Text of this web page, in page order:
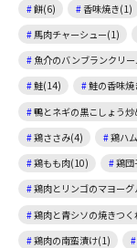
餅(6)
香味焼き(1)
馬肉チャーシュー(1)
魚介のバンブランクリ
鮭(14)
鮭の香味
鴨とネギの黒こしょう
鶏ささみ(4)
鶏ハ
鶏もも肉(10)
鶏団
鶏肉とリンゴのマヨー
鶏肉と青シソの焼きつ
鶏肉の南蛮漬け(1)